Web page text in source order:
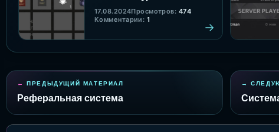
17.08.2024Просмотров: 474
Комментарии: 1
ПРЕДЫДУЩИЙ МАТЕРИАЛ
Реферальная система